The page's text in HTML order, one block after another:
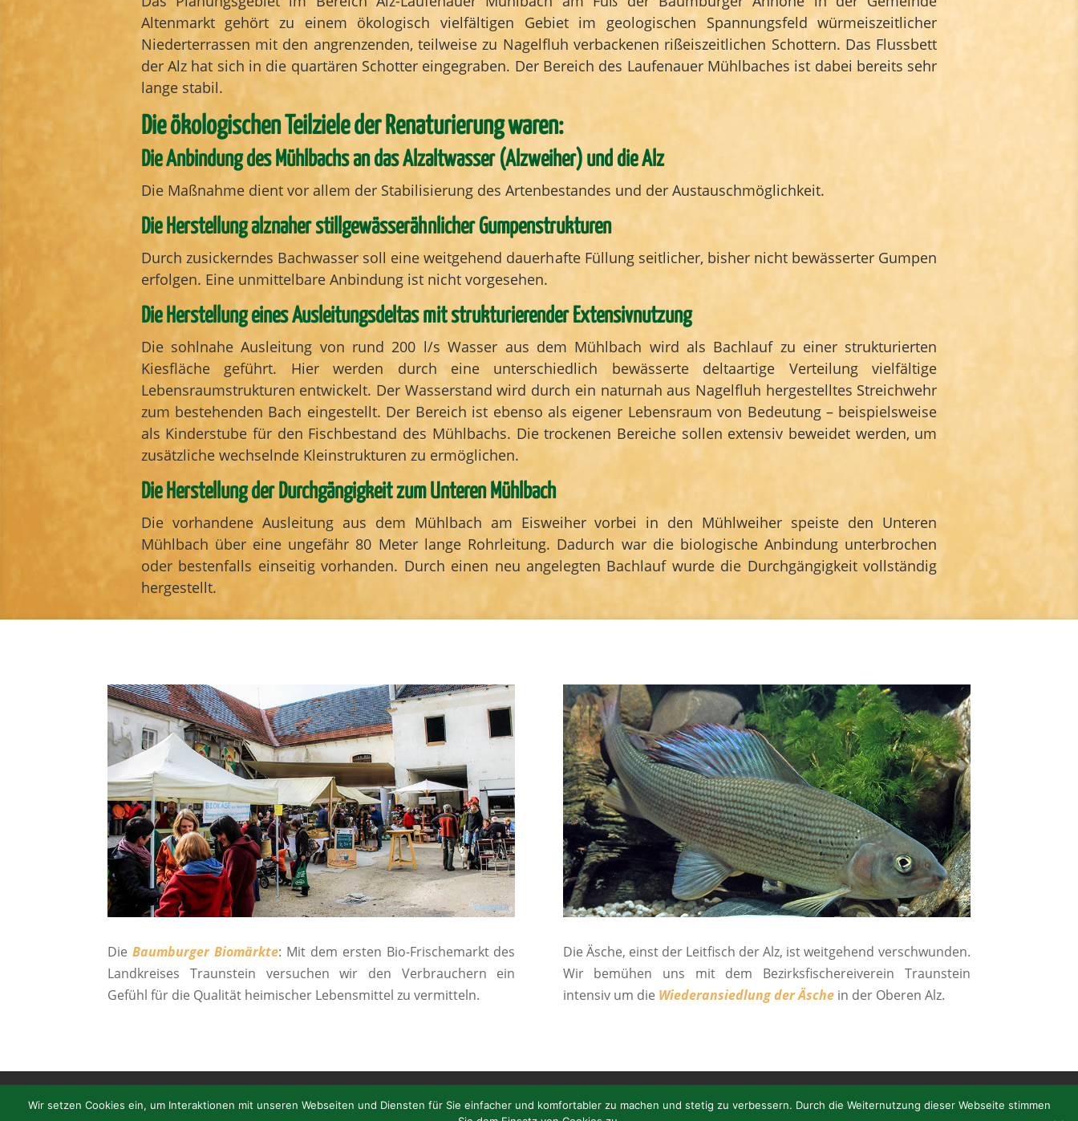
Altenmarkt gehört zu einem ökologisch vielfältigen Gebiet im geologischen Spannungsfeld würmeiszeitlicher
Niederterrassen mit den angrenzenden, teilweise zu Nagelfluh verbackenen rißeiszeitlichen Schottern. Das Flussbett
der Alz hat sich in die quartären Schotter eingegraben. Der Bereich des Laufenauer Mühlbaches ist dabei bereits sehr
lange stabil.
Die ökologischen Teilziele der Renaturierung waren:
Die Anbindung des Mühlbachs an das Alzaltwasser (Alzweiher) und die Alz
Die Maßnahme dient vor allem der Stabilisierung des Artenbestandes und der Austauschmöglichkeit.
Die Herstellung alznaher stillgewässerähnlicher Gumpenstrukturen
Durch zusickerndes Bachwasser soll eine weitgehend dauerhafte Füllung seitlicher, bisher nicht bewässerter Gumpen
erfolgen. Eine unmittelbare Anbindung ist nicht vorgesehen.
Die Herstellung eines Ausleitungsdeltas mit strukturierender Extensivnutzung
Die sohlnahe Ausleitung von rund 200 l/s Wasser aus dem Mühlbach wird als Bachlauf zu einer strukturierten
Kiesfläche geführt. Hier werden durch eine unterschiedlich bewässerte deltaartige Verteilung vielfältige
Lebensraumstrukturen entwickelt. Der Wasserstand wird durch ein naturnah aus Nagelfluh hergestelltes Streichwehr
zum bestehenden Bach eingestellt. Der Bereich ist ebenso als eigener Lebensraum von Bedeutung – beispielsweise
als Kinderstube für den Fischbestand des Mühlbachs. Die trockenen Bereiche sollen extensiv beweidet werden, um
zusätzliche wechselnde Kleinstrukturen zu ermöglichen.
Die Herstellung der Durchgängigkeit zum Unteren Mühlbach
Die vorhandene Ausleitung aus dem Mühlbach am Eisweiher vorbei in den Mühlweiher speiste den Unteren
Mühlbach über eine ungefähr 80 Meter lange Rohrleitung. Dadurch war die biologische Anbindung unterbrochen
oder bestenfalls einseitig vorhanden. Durch einen neu angelegten Bachlauf wurde die Durchgängigkeit vollständig
hergestellt.
DieBaumburger Biomärkte: Mit dem ersten Bio-Frischemarkt des
Landkreises Traunstein versuchen wir den Verbrauchern ein
Gefühl für die Qualität heimischer Lebensmittel zu vermitteln.
Die Äsche, einst der Leitfisch der Alz, ist weitgehend verschwunden.
Wir bemühen uns mit dem Bezirksfischereiverein Traunstein
intensiv um die Wiederansiedlung der Äschein der Oberen Alz.
Wir setzen Cookies ein, um Interaktionen mit unseren Webseiten und Diensten für Sie einfacher und komfortabler zu machen und stetig zu verbessern. Durch die Weiternutzung dieser Webseite stimmen